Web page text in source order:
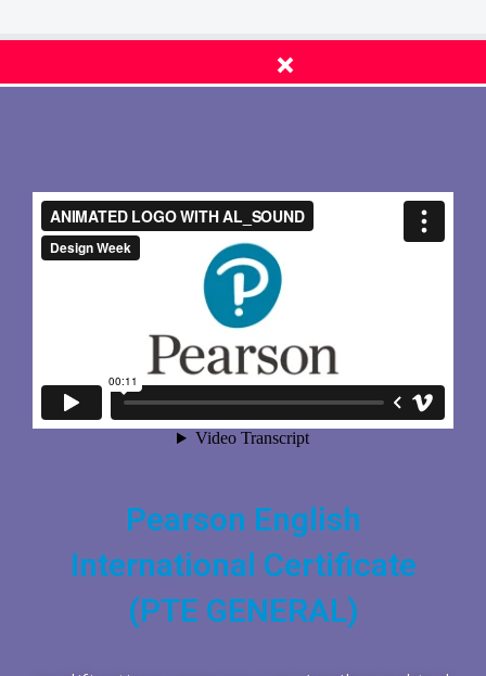
Pearson English
International Certificate
(PTE GENERAL)